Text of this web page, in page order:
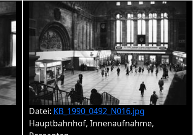
Datei: KB_1990_0492_N016.jpg
Hauptbahnhof, Innenaufnahme,